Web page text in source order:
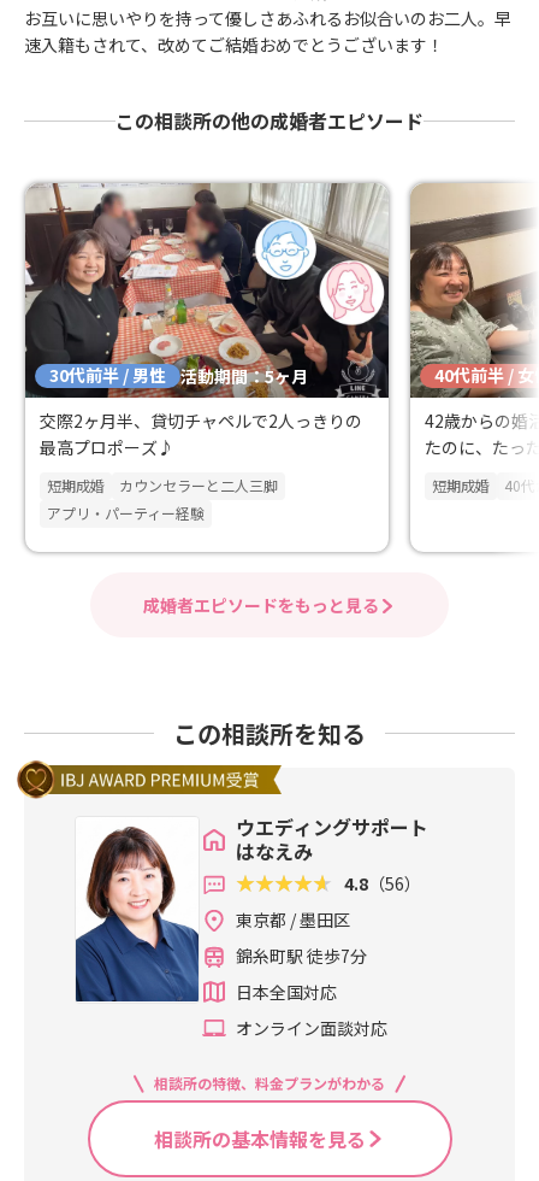
お互いに思いやりを持って優しさあふれるお似合いのお二人。早
速入籍もされて、改めてご結婚おめでとうございます！
この相談所の他の成婚者エピソード
30代前半 / 男性 活動期間：5ヶ月
交際2ヶ月半、貸切チャペルで2人っきりの
最高プロポーズ♪
短期成婚
カウンセラーと二人三脚
アプリ・パーティー経験
40代前半 / 女
42歳からの婚
たのに、たっ
っくり！
短期成婚 40
成婚者エピソードをもっと見る
この相談所を知る
ウエディングサポート
はなえみ
4.8 （56）
東京都 / 墨田区
錦糸町駅 徒歩7分
日本全国対応
オンライン面談対応
相談所の特徴、料金プランがわかる
相談所の基本情報を見る